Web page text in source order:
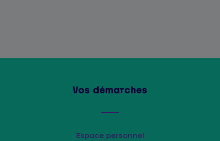
Vos démarches
Espace personnel